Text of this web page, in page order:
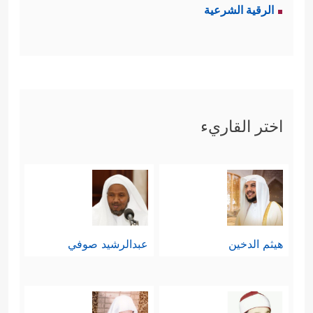
سقَتْه شيئًا من العسل، فعلِمَت بذلك
حفصة أوَّلًا فقالت له: إنِّي أجد منك
-، قال: بل شرِبتُ عسلًا عند فلانة، ولن
أعُود له، وأوصاها أن لا تُخبِر أحدًا.
والحقيقة أنّ النبيَّ
ﷺلم يُحرِّم ما أحلَّه
الرقية الشرعية
اختر القاريء
هيثم الدخين عبدالرشيد صوفي